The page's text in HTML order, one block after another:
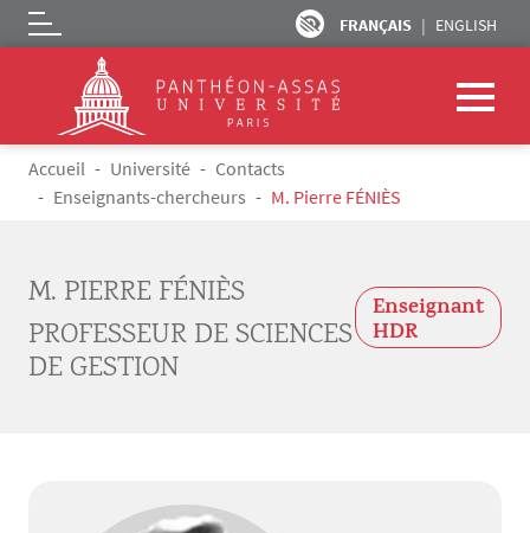
Aller au contenu principal
FRANÇAIS ENGLISH
Logo
Fil d'Ariane
Accueil Université
Contacts
Enseignants-chercheurs
M. Pierre FÉNIÈS
M. PIERRE FÉNIÈS
PROFESSEUR DE SCIENCES
DE GESTION
Enseignant
HDR